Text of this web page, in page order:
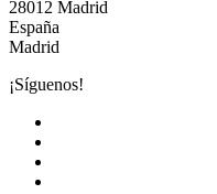
28012 Madrid
España
Madrid
¡Síguenos!